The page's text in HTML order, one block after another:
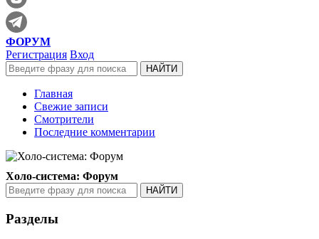
ФОРУМ
Регистрация Вход
Главная
Свежие записи
Смотрители
Последние комментарии
Холо-система: Форум
Разделы